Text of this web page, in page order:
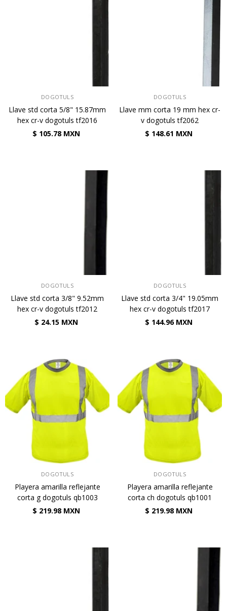
DOGOTULS
Llave std corta 5/8" 15.87mm
hex cr-v dogotuls tf2016
$ 105.78 MXN
DOGOTULS
Llave mm corta 19 mm hex cr-
v dogotuls tf2062
$ 148.61 MXN
DOGOTULS
Llave std corta 3/8" 9.52mm
hex cr-v dogotuls tf2012
$ 24.15 MXN
DOGOTULS
Llave std corta 3/4" 19.05mm
hex cr-v dogotuls tf2017
$ 144.96 MXN
DOGOTULS
Playera amarilla reflejante
corta g dogotuls qb1003
$ 219.98 MXN
DOGOTULS
Playera amarilla reflejante
corta ch dogotuls qb1001
$ 219.98 MXN